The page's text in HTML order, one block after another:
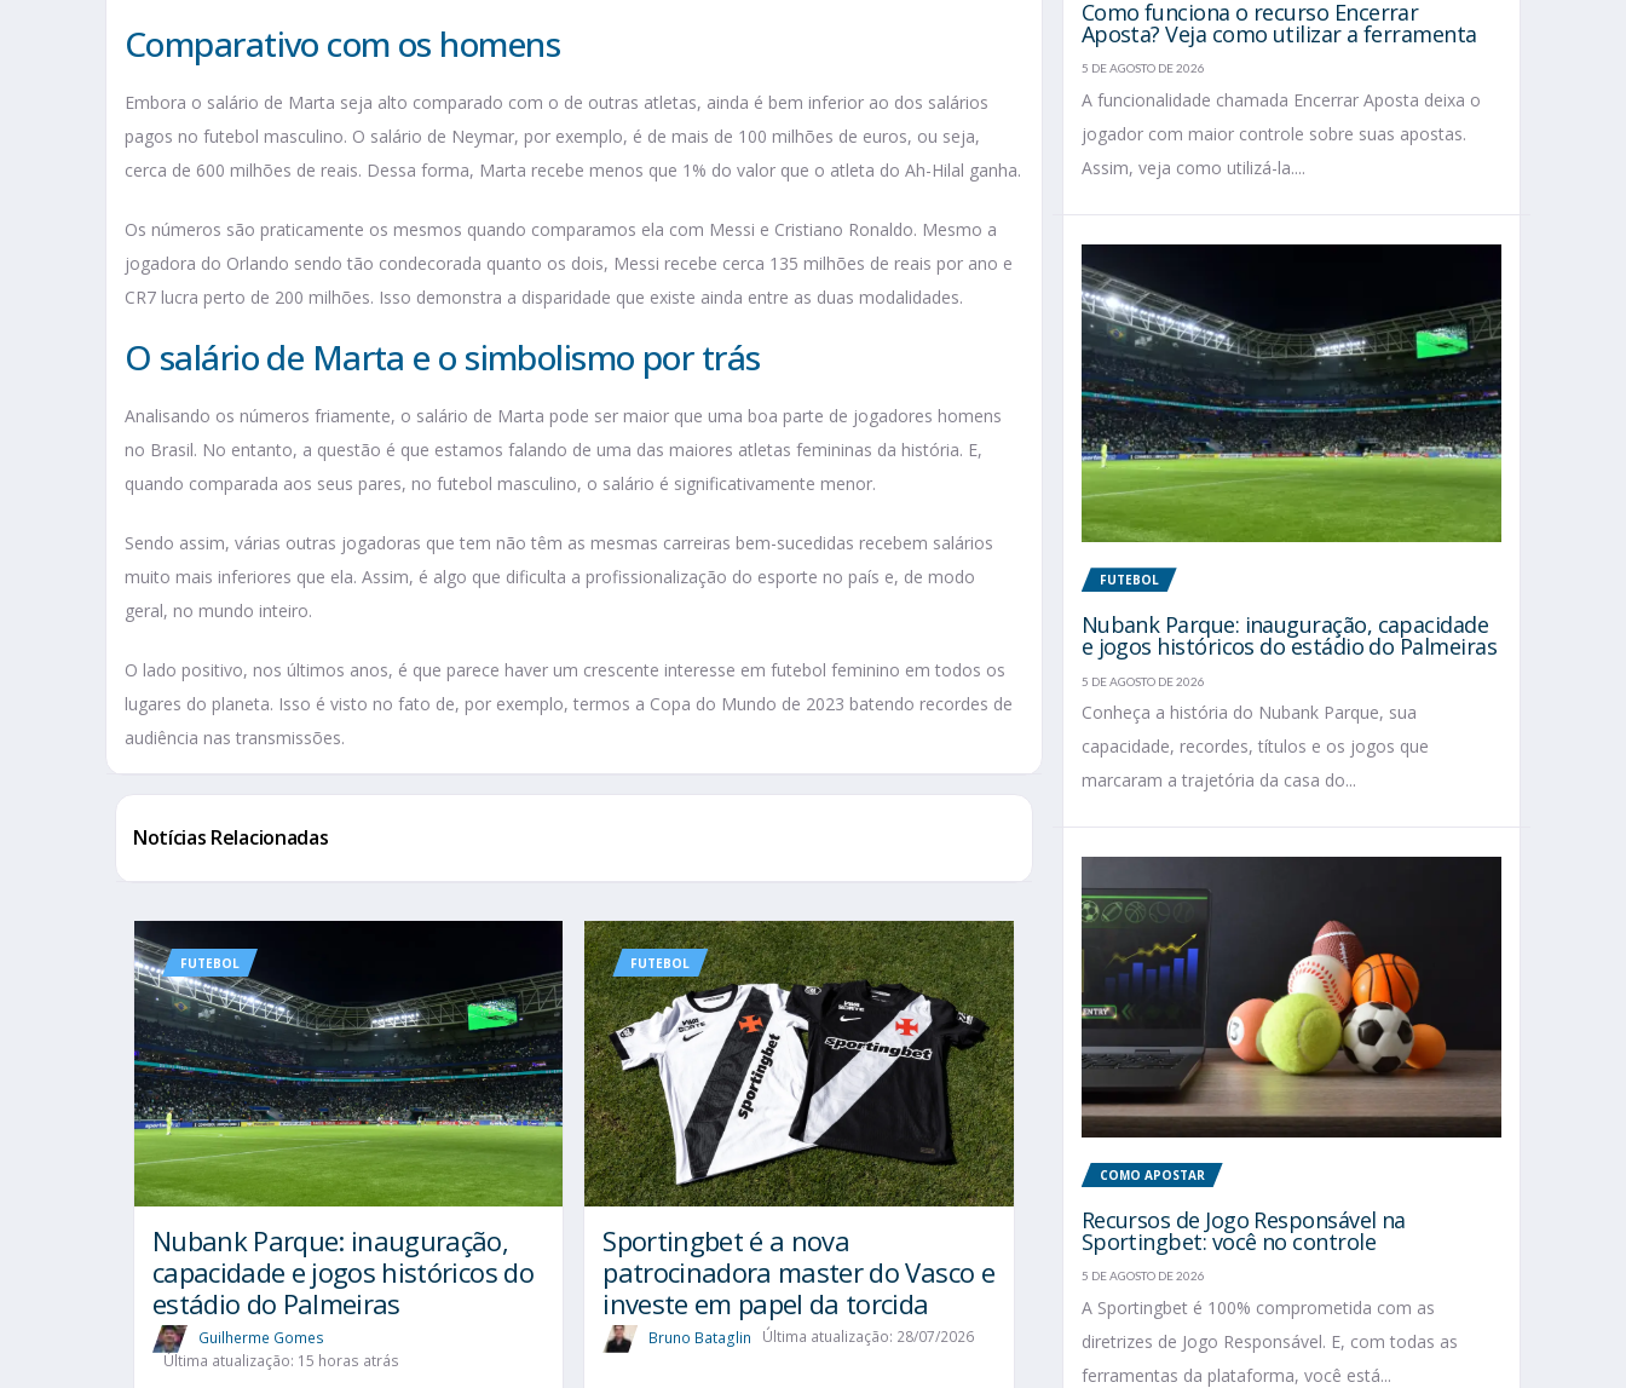
Comparativo com os homens
Embora o salário de Marta seja alto comparado com o de outras atletas, ainda é bem inferior ao dos salários
pagos no futebol masculino. O salário de Neymar, por exemplo, é de mais de 100 milhões de euros, ou seja,
cerca de 600 milhões de reais. Dessa forma, Marta recebe menos que 1% do valor que o atleta do Ah-Hilal ganha.
Os números são praticamente os mesmos quando comparamos ela com Messi e Cristiano Ronaldo. Mesmo a
jogadora do Orlando sendo tão condecorada quanto os dois, Messi recebe cerca 135 milhões de reais por ano e
CR7 lucra perto de 200 milhões. Isso demonstra a disparidade que existe ainda entre as duas modalidades.
O salário de Marta e o simbolismo por trás
Analisando os números friamente, o salário de Marta pode ser maior que uma boa parte de jogadores homens
no Brasil. No entanto, a questão é que estamos falando de uma das maiores atletas femininas da história. E,
quando comparada aos seus pares, no futebol masculino, o salário é significativamente menor.
Sendo assim, várias outras jogadoras que tem não têm as mesmas carreiras bem-sucedidas recebem salários
muito mais inferiores que ela. Assim, é algo que dificulta a profissionalização do esporte no país e, de modo
geral, no mundo inteiro.
O lado positivo, nos últimos anos, é que parece haver um crescente interesse em futebol feminino em todos os
lugares do planeta. Isso é visto no fato de, por exemplo, termos a Copa do Mundo de 2023 batendo recordes de
audiência nas transmissões.
Notícias Relacionadas
FUTEBOL
Nubank Parque: inauguração,
capacidade e jogos históricos do
estádio do Palmeiras
Guilherme Gomes
Última atualização: 15 horas atrás
FUTEBOL
Sportingbet é a nova
patrocinadora master do Vasco e
investe em papel da torcida
Bruno Bataglin Última atualização: 28/07/2026
Como funciona o recurso Encerrar
Aposta? Veja como utilizar a ferramenta
5 DE AGOSTO DE 2026
A funcionalidade chamada Encerrar Aposta deixa o
jogador com maior controle sobre suas apostas.
Assim, veja como utilizá-la....
FUTEBOL
Nubank Parque: inauguração, capacidade
e jogos históricos do estádio do Palmeiras
5 DE AGOSTO DE 2026
Conheça a história do Nubank Parque, sua
capacidade, recordes, títulos e os jogos que
marcaram a trajetória da casa do...
COMO APOSTAR
Recursos de Jogo Responsável na
Sportingbet: você no controle
5 DE AGOSTO DE 2026
A Sportingbet é 100% comprometida com as
diretrizes de Jogo Responsável. E, com todas as
ferramentas da plataforma, você está...